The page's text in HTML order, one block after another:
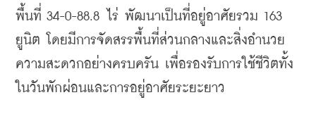
พื้นที่ 34-0-88.8 ไร่ พัฒนาเป็นที่อยู่อาศัยรวม 163
ยูนิต โดยมีการจัดสรรพื้นที่ส่วนกลางและสิ่งอำนวย
ความสะดวกอย่างครบครัน เพื่อรองรับการใช้ชีวิตทั้ง
ในวันพักผ่อนและการอยู่อาศัยระยะยาว